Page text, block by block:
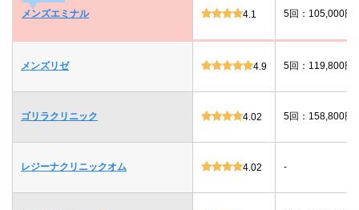
メンズエミナル
4.1 5回：105,000円
メンズリゼ 4.9 5回：119,800円
ゴリラクリニック 4.02 5回：158,800円
レジーナクリニックオム 4.02 -